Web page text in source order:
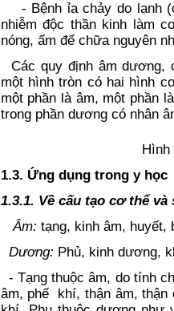
- Bệnh ỉa chảy do lạnh
nhiễm độc thần kinh làm
nóng, ấm để chữa nguyên
Các quy định âm dương,
một hình tròn có hai hình
một phần là âm, một phần
trong phần dương có nhân
Hình
1.3. Ứng dụng trong y học
1.3.1. Về cấu tạo cơ thể và
Âm: tạng, kinh âm,
Dương: Phủ, kinh dương,
- Tạng thuộc âm, do tính
âm, phế khí, thận âm, thận